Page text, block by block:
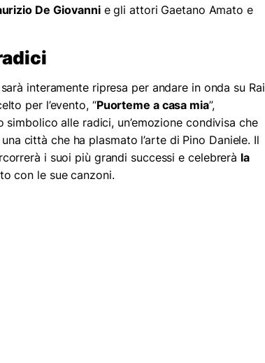
De Giovannie gli attori Gaetano Amato e
interamente ripresa per andare in onda su Rai
per l’evento, “Puorteme a casa mia”,
alle radici, un’emozione condivisa che
città che ha plasmato l’arte di Pino Daniele. Il
i suoi più grandi successi e celebrerà la
con le sue canzoni.